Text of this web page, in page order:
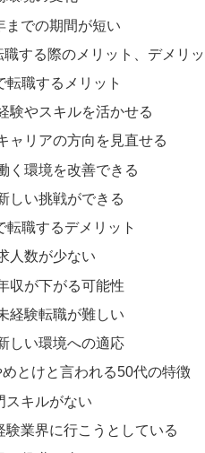
までの期間が短い
する際のメリット、デメリッ
転職するメリット
験やスキルを活かせる
ャリアの方向を見直せる
く環境を改善できる
しい挑戦ができる
転職するデメリット
人数が少ない
収が下がる可能性
経験転職が難しい
しい環境への適応
とけと言われる50代の特徴
スキルがない
験業界に行こうとしている